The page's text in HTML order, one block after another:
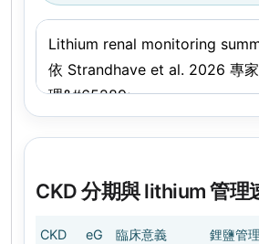
CKD 分期與 lithium 管理
CKD
eG
臨床意義 鋰鹽管